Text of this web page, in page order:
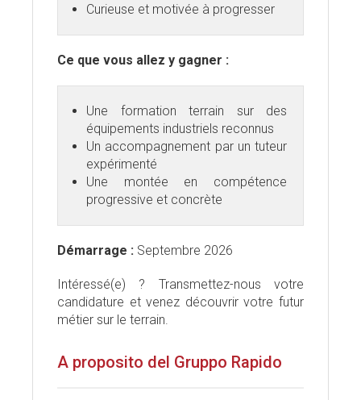
Curieuse et motivée à progresser
Ce que vous allez y gagner :
Une formation terrain sur des
équipements industriels reconnus
Un accompagnement par un tuteur
expérimenté
Une montée en compétence
progressive et concrète
Démarrage : Septembre 2026
Intéressé(e) ? Transmettez-nous votre
candidature et venez découvrir votre futur
métier sur le terrain.
A proposito del Gruppo Rapido